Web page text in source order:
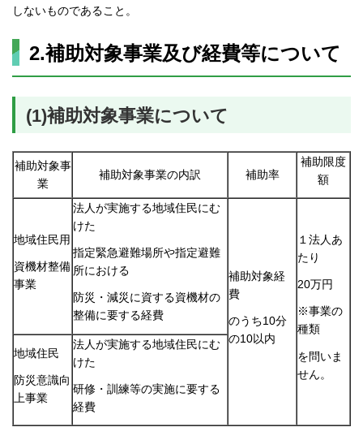
しないものであること。
2.補助対象事業及び経費等について
(1)補助対象事業について
補助対象事
業
補助対象事業の内訳 補助率
補助限度
額
地域住民用
資機材整備
事業
法人が実施する地域住民にむ
けた
指定緊急避難場所や指定避難
所における
防災・減災に資する資機材の
整備に要する経費
補助対象経
費
のうち10分
の10以内
１法人あ
たり
20万円
※事業の
種類
を問いま
せん。
地域住民
防災意識向
上事業
法人が実施する地域住民にむ
けた
研修・訓練等の実施に要する
経費